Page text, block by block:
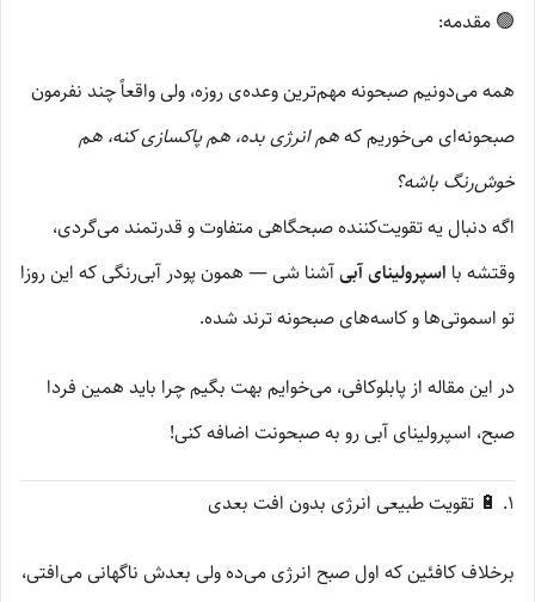
🟢 مقدمه:
همه می‌دونیم صبحونه مهم‌ترین وعده‌ی روزه، ولی واقعاً چند نفرمون
صبحونه‌ای می‌خوریم کههم انرژی بده، هم پاکسازی کنه، هم
خوش‌رنگ باشه؟
اگه دنبال یه تقویت‌کننده صبحگاهی متفاوت و قدرتمند می‌گردی،
وقتشه با اسپرولینای آبیآشنا شی — همون پودر آبی‌رنگی که این روزا
تو اسموتی‌ها و کاسه‌های صبحونه ترند شده.
در این مقاله از پابلوکافی، می‌خوایم بهت بگیم چرا باید همین فردا
صبح، اسپرولینای آبی رو به صبحونت اضافه کنی!
۱. 🔋 تقویت طبیعی انرژی بدون افت بعدی
برخلاف کافئین که اول صبح انرژی می‌ده ولی بعدش ناگهانی می‌افتی،